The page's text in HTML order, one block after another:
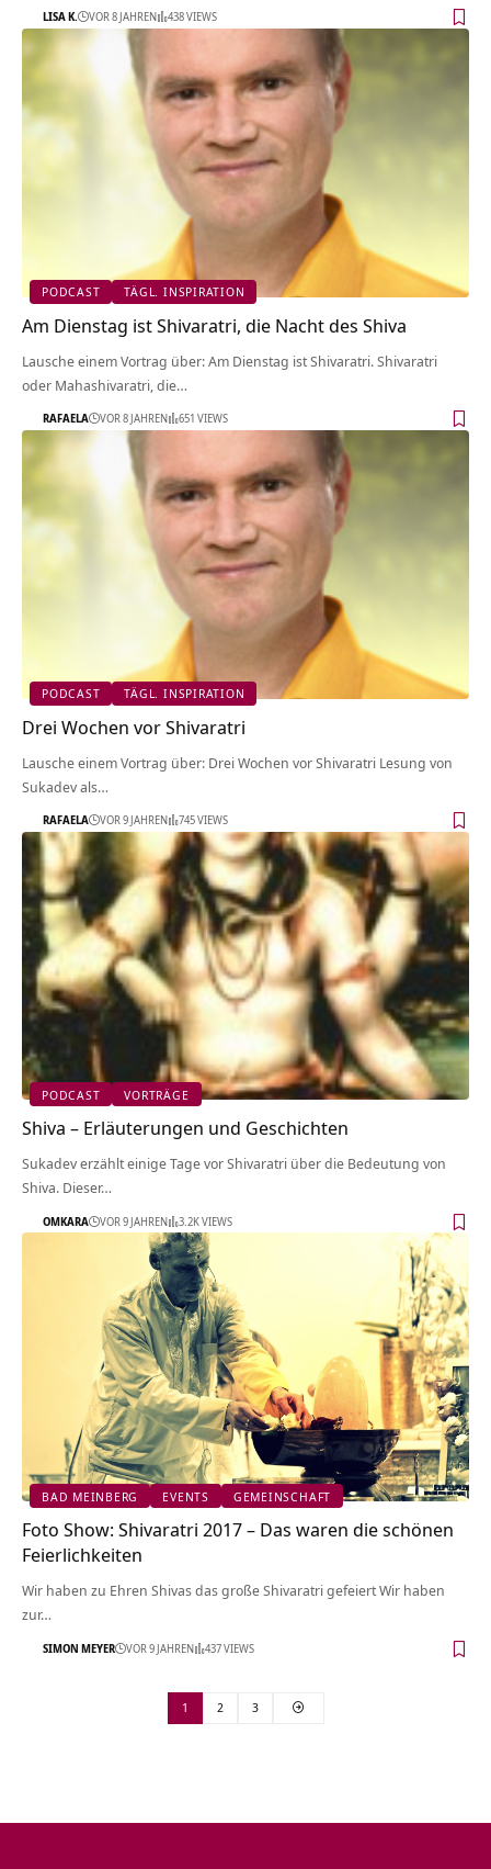
LISA K. VOR 8 JAHREN 438 VIEWS
PODCAST TÄGL. INSPIRATION
Am Dienstag ist Shivaratri, die Nacht des Shiva
Lausche einem Vortrag über: Am Dienstag ist Shivaratri. Shivaratri
oder Mahashivaratri, die…
RAFAELA VOR 8 JAHREN 651 VIEWS
PODCAST TÄGL. INSPIRATION
Drei Wochen vor Shivaratri
Lausche einem Vortrag über: Drei Wochen vor Shivaratri Lesung von
Sukadev als…
RAFAELA VOR 9 JAHREN 745 VIEWS
PODCAST VORTRÄGE
Shiva – Erläuterungen und Geschichten
Sukadev erzählt einige Tage vor Shivaratri über die Bedeutung von
Shiva. Dieser…
OMKARA VOR 9 JAHREN 3.2K VIEWS
BAD MEINBERG EVENTS GEMEINSCHAFT
Foto Show: Shivaratri 2017 – Das waren die schönen
Feierlichkeiten
Wir haben zu Ehren Shivas das große Shivaratri gefeiert Wir haben
zur…
SIMON MEYER VOR 9 JAHREN 437 VIEWS
1 2 3